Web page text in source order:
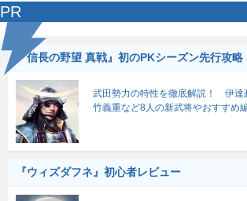
PR
『信長の野望 真戦』初のPKシーズン先行攻略
武田勢力の特性を徹底解説！ 伊達
竹義重など8人の新武将やおすすめ
『ウィズダフネ』初心者レビュー